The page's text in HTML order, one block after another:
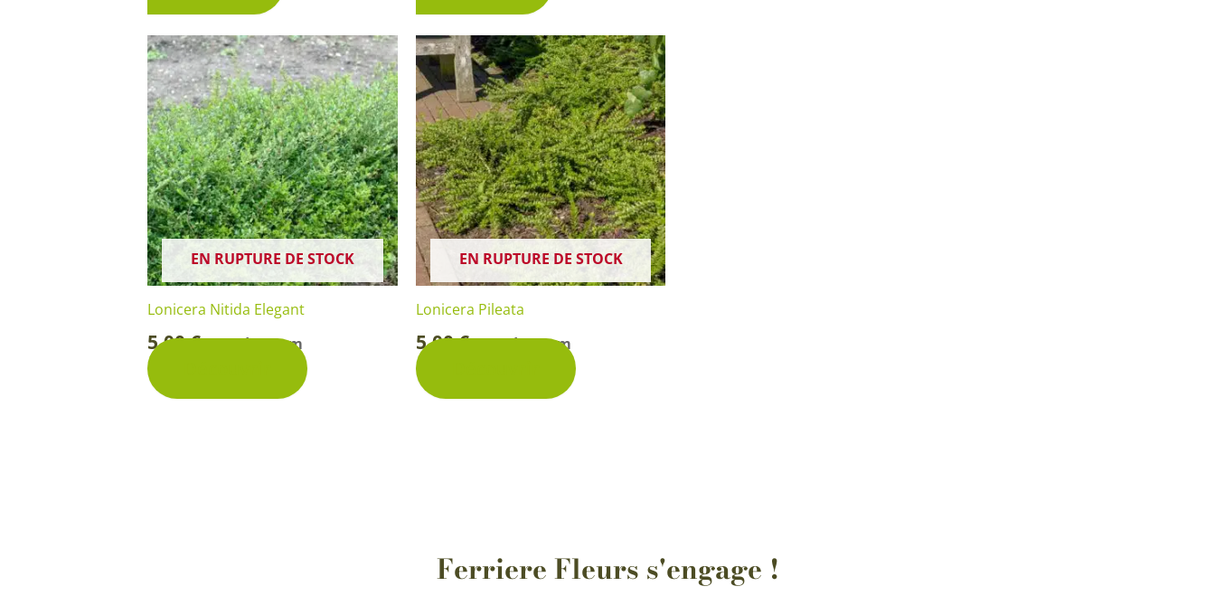
Rosiers à grosses fleurs
Rosiers parfumés
Rosiers grimpants
EN RUPTURE DE STOCK
Lonicera Nitida Elegant
5,00€ Pot de 15 cm
EN RUPTURE DE STOCK
Lonicera Pileata
5,00€ Pot de 15 cm
Ferriere Fleurs s'engage !